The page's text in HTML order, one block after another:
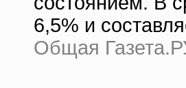
6,5% и
Общая